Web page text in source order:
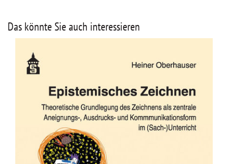
Das könnte Sie auch interessieren